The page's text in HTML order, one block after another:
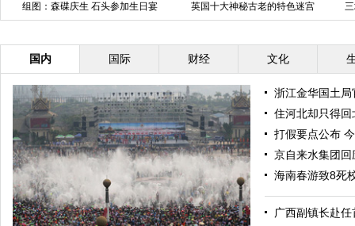
头参加生日宴
网友
英国十大神秘古老的特色迷宫
三地警方破获特大制贩
刀具案
国内 国际 财经 文化
浙江金华国土
住河北却只得
打假要点公布
京自来水集团
海南春游致8死
广西副镇长赴